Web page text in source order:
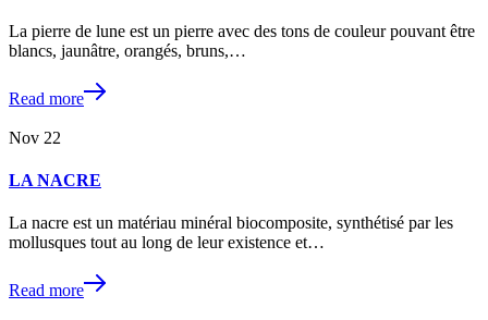
La pierre de lune est un pierre avec des tons de couleur pouvant être
blancs, jaunâtre, orangés, bruns,…
Read more
Nov 22
LA NACRE
La nacre est un matériau minéral biocomposite, synthétisé par les
mollusques tout au long de leur existence et…
Read more